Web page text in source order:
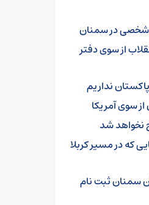
شخصی در سمنان
از سوی دفتر
نداریم
سوی آمریکا
نخواهد شد
که در مسیر کربلا
۱۴۰۵ در استان سمنان ثبت نام